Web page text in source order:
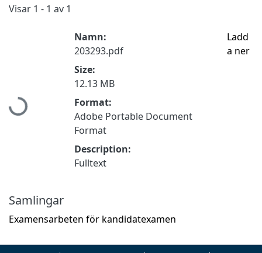
Visar 1 - 1 av 1
Hämtar...
Namn:
203293.pdf
Size:
12.13 MB
Format:
Adobe Portable Document
Format
Description:
Fulltext
Ladd
a ner
Samlingar
Examensarbeten för kandidatexamen